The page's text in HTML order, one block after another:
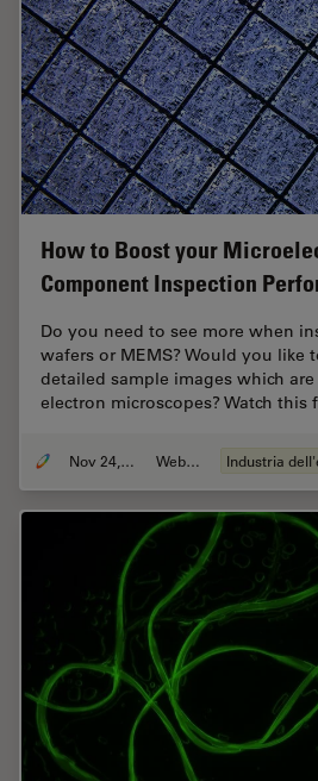
How to Boost your
Component Inspection
Do you need to see more when
wafers or MEMS? Would you like
detailed sample images which
electron microscopes? Watch
Nov 24, 2021 Webinar: